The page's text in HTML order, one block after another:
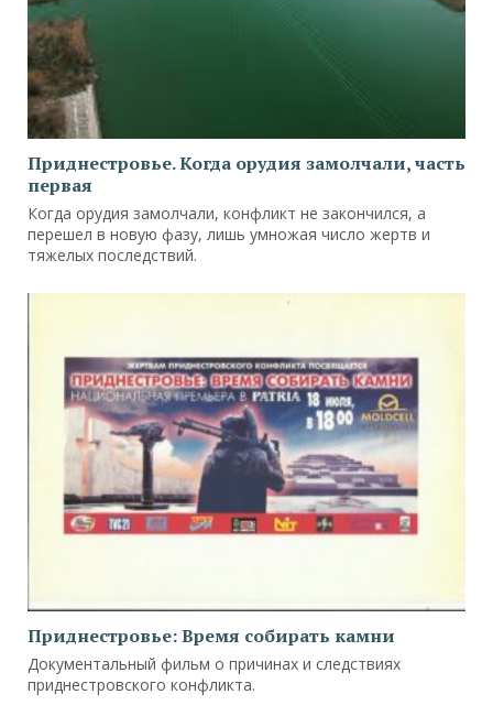
Приднестровье. Когда орудия замолчали, часть
первая
Когда орудия замолчали, конфликт не закончился, а
перешел в новую фазу, лишь умножая число жертв и
тяжелых последствий.
Приднестровье: Время собирать камни
Документальный фильм о причинах и следствиях
приднестровского конфликта.